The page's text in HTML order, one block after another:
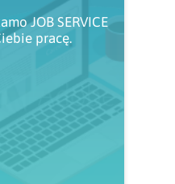
JOB SERVICE
pracę.